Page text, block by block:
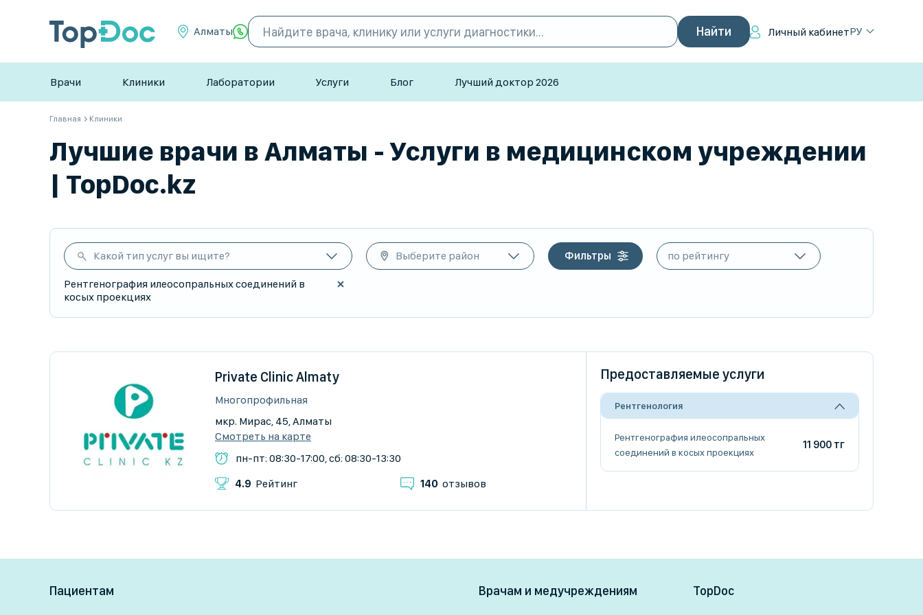
Алматы Личный кабинетРУ
Врачи Клиники Лаборатории Услуги Блог Лучший доктор 2026
Главная Клиники
Лучшие врачи в Алматы - Услуги в медицинском учреждении
| TopDoc.kz
Какой тип услуг вы ищите?
Рентгенография илеосопральных соединений в
косых проекциях
Выберите район Фильтры
Private Clinic Almaty
Многопрофильная
мкр. Мирас, 45, Алматы
Смотреть на карте
пн-пт: 08:30-17:00, сб: 08:30-13:30
4.9 Рейтинг 140 отзывов
Предоставляемые услуги
Рентгенология
Рентгенография илеосопральных
соединений в косых проекциях
11 900 тг
Пациентам Врачам и медучреждениям TopDoc